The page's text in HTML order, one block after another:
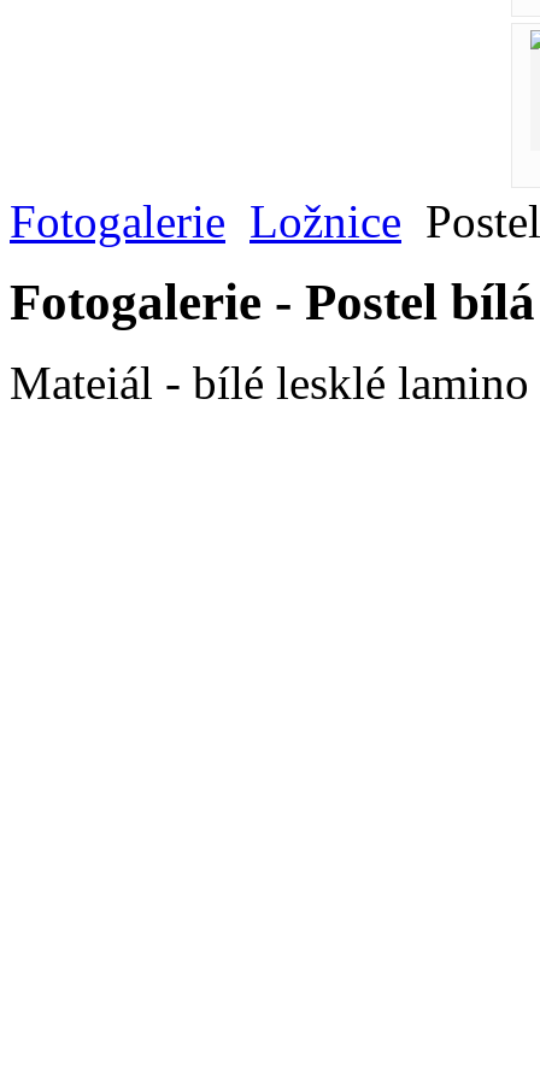
Fotogalerie Ložnice
Fotogalerie - Postel
Mateiál - bílé lesklé lamino